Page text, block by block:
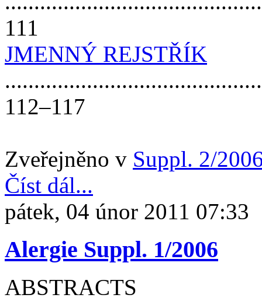
111
JMENNÝ REJSTŘÍK
112–117
Zveřejněno v Suppl. 2/
Číst dál...
pátek, 04 únor 2011 07:33
Alergie Suppl. 1/2006
ABSTRACTS